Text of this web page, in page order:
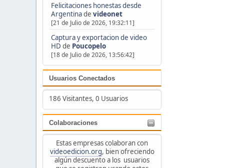
Felicitaciones honestas desde
Argentinade videonet
[21 de Julio de 2026, 19:32:11]
Captura y exportacion de video
HD de Poucopelo
[18 de Julio de 2026, 13:56:42]
Usuarios Conectados
186 Visitantes, 0 Usuarios
Colaboraciones
Estas empresas colaboran con
videoedicion.org, bien ofreciendo
algún descuento a los usuarios